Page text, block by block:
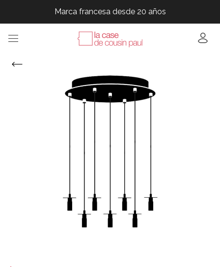
Marca francesa desde 20 años
Marca francesa desde 20 años
Marca francesa desde 20 años